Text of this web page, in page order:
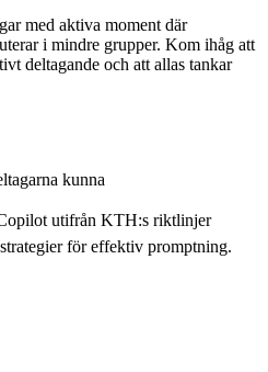
med aktiva moment där
i mindre grupper. Kom ihåg att
deltagande och att allas tankar
kunna
utifrån KTH:s riktlinjer
för effektiv promptning.